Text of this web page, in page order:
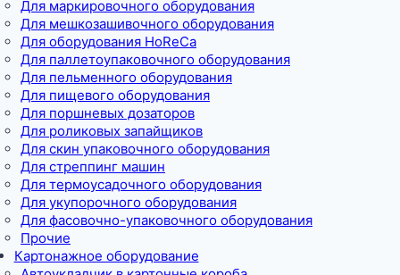
Для маркировочного оборудования
Для мешкозашивочного оборудования
Для оборудования HoReCa
Для паллетоупаковочного оборудования
Для пельменного оборудования
Для пищевого оборудования
Для поршневых дозаторов
Для роликовых запайщиков
Для скин упаковочного оборудования
Для стреппинг машин
Для термоусадочного оборудования
Для укупорочного оборудования
Для фасовочно-упаковочного оборудования
Прочие
Картонажное оборудование